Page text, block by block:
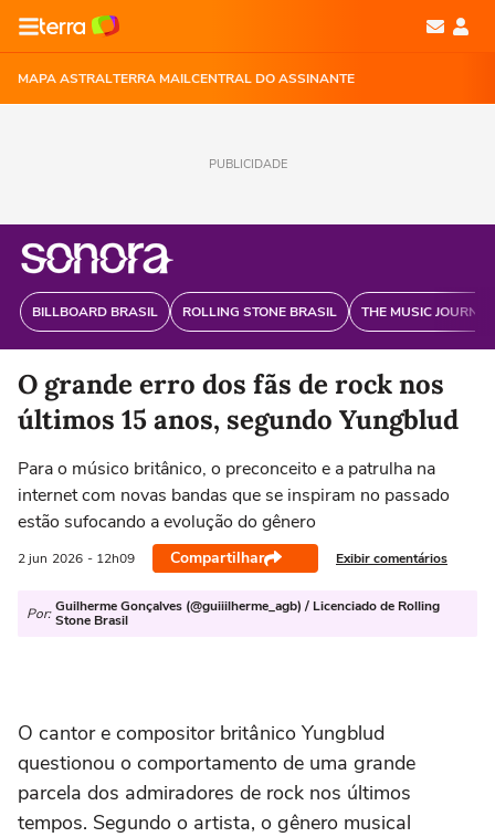
MAPA ASTRALTERRA MAILCENTRAL DO ASSINANTE
PUBLICIDADE
BILLBOARD BRASIL ROLLING STONE BRASIL THE MUSIC
O grande erro dos fãs de rock nos
últimos 15 anos, segundo Yungblud
Para o músico britânico, o preconceito e a patrulha na
internet com novas bandas que se inspiram no passado
estão sufocando a evolução do gênero
2 jun 2026 - 12h09 Compartilhar Exibir comentários
Por: Guilherme Gonçalves (@guiiilherme_agb) / Licenciado de Rolling
Stone Brasil
O cantor e compositor britânico Yungblud
questionou o comportamento de uma grande
parcela dos admiradores de rock nos últimos
tempos. Segundo o artista, o gênero musical